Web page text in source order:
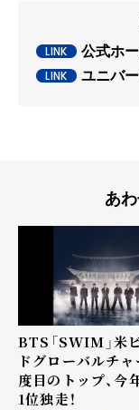
公式ホ
ユニバ
あ
BTS「SWIM」米
ドグローバルチ
度目のトップ、今
1位独走！